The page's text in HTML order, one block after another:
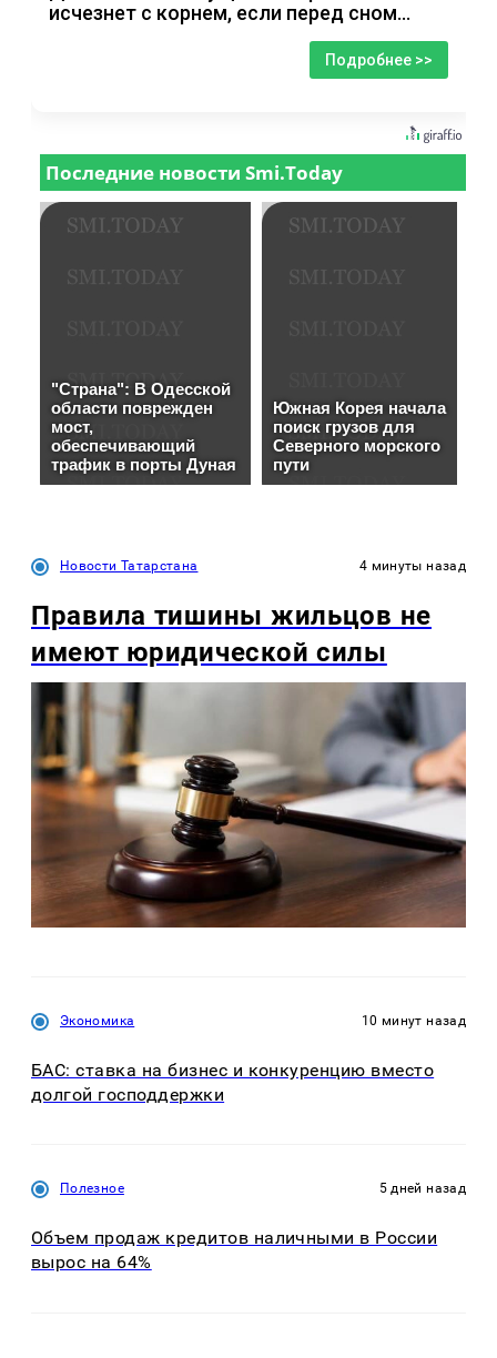
исчезнет с корнем, если перед сном…
Подробнее >>
Новости Татарстана 4 минуты назад
Правила тишины жильцов не
имеют юридической силы
Экономика 10 минут назад
БАС: ставка на бизнес и конкуренцию вместо
долгой господдержки
Полезное 5 дней назад
Объем продаж кредитов наличными в России
вырос на 64%